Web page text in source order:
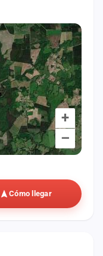
+
–
Cómo llegar